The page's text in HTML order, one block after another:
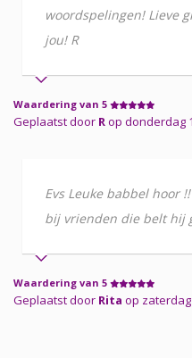
woordspelingen! Lieve
jou! R
Waardering van 5
Geplaatst door Rop donderdag
Evs Leuke babbel hoor
bij vrienden die belt hij
Waardering van 5
Geplaatst door Rita op zaterdag